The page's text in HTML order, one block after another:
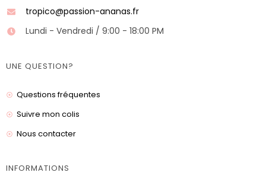
tropico@passion-ananas.fr
Lundi - Vendredi / 9:00 - 18:00 PM
UNE QUESTION?
Questions fréquentes
Suivre mon colis
Nous contacter
INFORMATIONS